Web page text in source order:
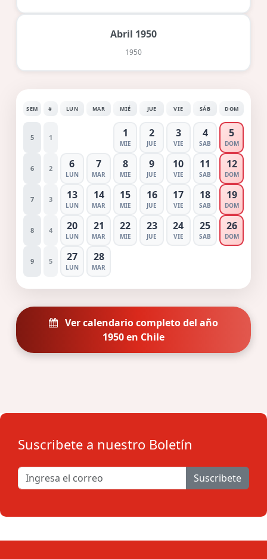
Abril 1950
1950
SEM # LUN MAR MIÉ JUE VIE SÁB DOM
5 1 1
MIE
2
JUE
3
VIE
4
SAB
5
DOM
6 2 6
LUN
7
MAR
8
MIE
9
JUE
10
VIE
11
SAB
12
DOM
7 3 13
LUN
14
MAR
15
MIE
16
JUE
17
VIE
18
SAB
19
DOM
8 4 20
LUN
21
MAR
22
MIE
23
JUE
24
VIE
25
SAB
26
DOM
9 5 27
LUN
28
MAR
Ver calendario completo del año
1950 en Chile
Suscribete a nuestro Boletín
Suscribete